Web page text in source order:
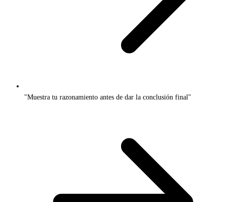
"Muestra tu razonamiento antes de dar la conclusión final"